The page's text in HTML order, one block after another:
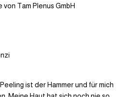
Tam Plenus GmbH
ist der Hammer und für mich